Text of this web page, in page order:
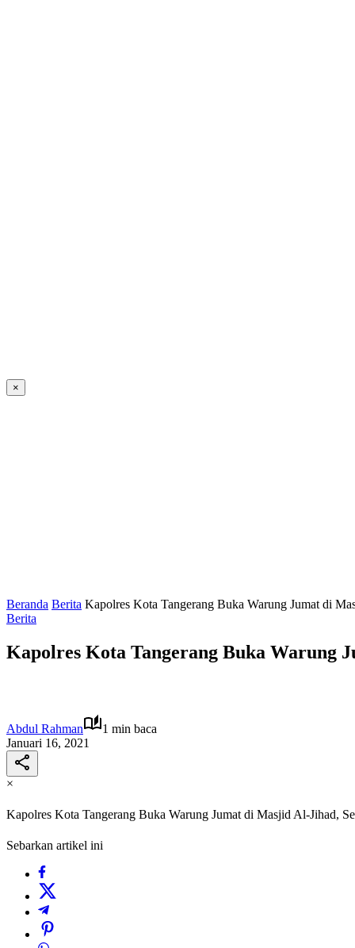
×
Beranda Berita Kapolres Kota Tangerang Buka Warung Jumat di
Berita
Kapolres Kota Tangerang Buka Warung
Abdul Rahman
1 min baca
Januari 16, 2021
×
Kapolres Kota Tangerang Buka Warung Jumat di Masjid Al-Jihad,
Sebarkan artikel ini